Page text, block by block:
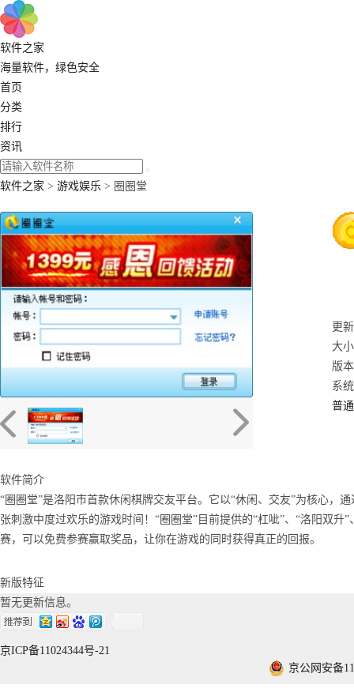
软件之家
海量软件，绿色安全
首页
分类
排行
资讯
软件之家 > 游戏娱乐 > 圈圈堂
更
大
版
系
普
软件简介
“圈圈堂”是洛阳市首款休闲棋牌交友平台。它以“休闲、交友”为核心，
张刺激中度过欢乐的游戏时间！“圈圈堂”目前提供的“杠呲”、“洛阳双升
赛，可以免费参赛赢取奖品，让你在游戏的同时获得真正的回报。
新版特征
暂无更新信息。
京ICP备11024344号-21
京公网安备